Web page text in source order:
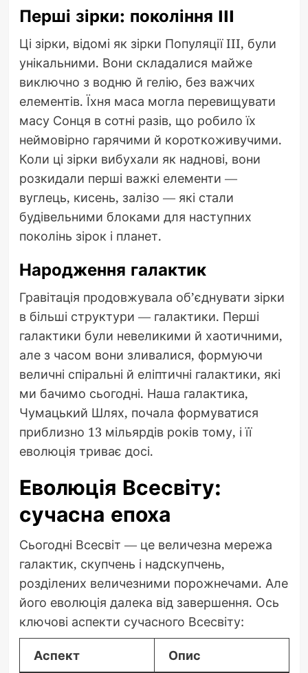
Перші зірки: покоління III
Ці зірки, відомі як зірки Популяції III, були
унікальними. Вони складалися майже
виключно з водню й гелію, без важчих
елементів. Їхня маса могла перевищувати
масу Сонця в сотні разів, що робило їх
неймовірно гарячими й короткоживучими.
Коли ці зірки вибухали як наднові, вони
розкидали перші важкі елементи —
вуглець, кисень, залізо — які стали
будівельними блоками для наступних
поколінь зірок і планет.
Народження галактик
Гравітація продовжувала об’єднувати зірки
в більші структури — галактики. Перші
галактики були невеликими й хаотичними,
але з часом вони зливалися, формуючи
величні спіральні й еліптичні галактики, які
ми бачимо сьогодні. Наша галактика,
Чумацький Шлях, почала формуватися
приблизно 13 мільярдів років тому, і її
еволюція триває досі.
Еволюція Всесвіту:
сучасна епоха
Сьогодні Всесвіт — це величезна мережа
галактик, скупчень і надскупчень,
розділених величезними порожнечами. Але
його еволюція далека від завершення. Ось
ключові аспекти сучасного Всесвіту:
Аспект Опис